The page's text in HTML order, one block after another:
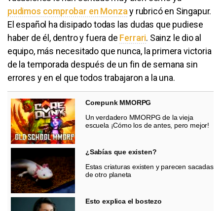
pudimos comprobar en Monzay rubricó en Singapur.
El español ha disipado todas las dudas que pudiese
haber de él, dentro y fuera de Ferrari. Sainz le dio al
equipo, más necesitado que nunca, la primera victoria
de la temporada después de un fin de semana sin
errores y en el que todos trabajaron a la una.
Corepunk MMORPG
Un verdadero MMORPG de la vieja
escuela ¡Cómo los de antes, pero mejor!
¿Sabías que existen?
Estas criaturas existen y parecen sacadas
de otro planeta
Esto explica el bostezo